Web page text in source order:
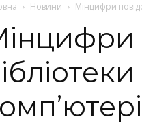
Новини Мінцифри